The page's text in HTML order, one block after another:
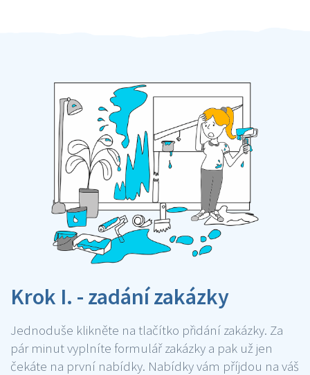
Krok I. - zadání zakázky
Jednoduše klikněte na tlačítko přidání zakázky. Za
pár minut vyplníte formulář zakázky a pak už jen
čekáte na první nabídky. Nabídky vám příjdou na váš